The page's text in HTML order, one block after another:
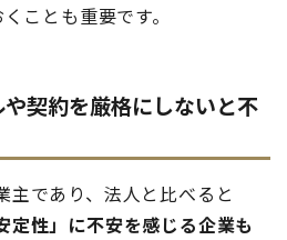
ことも重要です。
契約を厳格にしないと不
主であり、法人と比べると
定性」に不安を感じる企業も